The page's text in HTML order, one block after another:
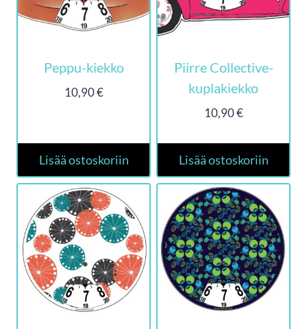
Peppu-kiekko
10,90€
Lisää ostoskoriin
Piirre Collective-
kuplakiekko
10,90€
Lisää ostoskoriin